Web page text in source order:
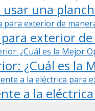
una
exterior
¿Cuál es la
a la